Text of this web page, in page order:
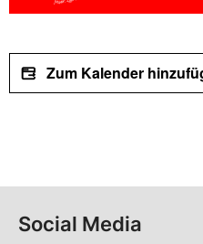
Zum Kalender
Social Media